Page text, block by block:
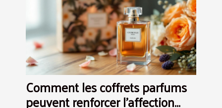
Comment les coffrets parfums
peuvent renforcer l'affection